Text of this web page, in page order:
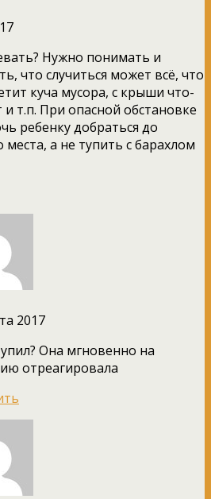
Нужно понимать и
что случиться может всё, что
куча мусора, с крыши что-
и т.п. При опасной обстановке
ребенку добраться до
места, а не тупить с барахлом
2017
Она мгновенно на
отреагировала